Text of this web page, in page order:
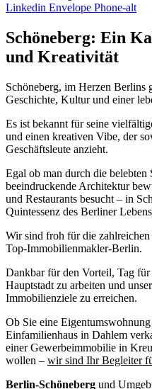
Linkedin Envelope Phone-alt
Schöneberg: Ein
und Kreativität
Schöneberg, im Herzen Berlins
Geschichte, Kultur und einer
Es ist bekannt für seine
und einen kreativen Vibe, der
Geschäftsleute anzieht.
Egal ob man durch die belebten
beeindruckende Architektur
und Restaurants besucht – in
Quintessenz des Berliner
Wir sind froh für die
Top-Immobilienmakler-Berlin.
Dankbar für den Vorteil, Tag für
Hauptstadt zu arbeiten und
Immobilienziele zu erreichen.
Ob Sie eine
Einfamilienhaus in Dahlem
einer Gewerbeimmobilie in
wollen – wir sind Ihr Begleiter
Berlin-Schöneberg und